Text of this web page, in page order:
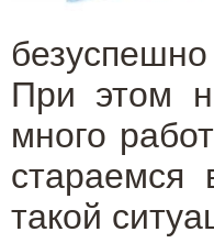
При этом
много
стараемся
такой